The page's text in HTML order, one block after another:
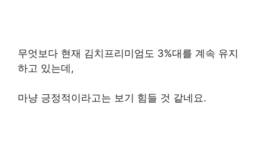
무엇보다 현재 김치프리미엄도 3%대를 계속 유지
하고 있는데,
마냥 긍정적이라고는 보기 힘들 것 같네요.